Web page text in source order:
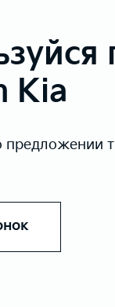
Kia
предложении